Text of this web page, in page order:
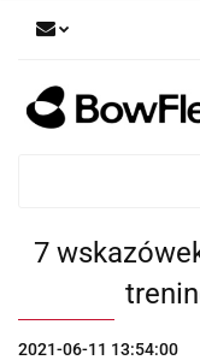
7
2021-06-11 13:54:00